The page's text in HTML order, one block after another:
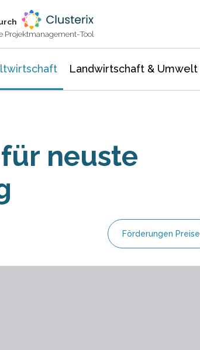
Projektmanagement-Tool
Landwirtschaft & Umwelt
neuste
Förderungen Preise